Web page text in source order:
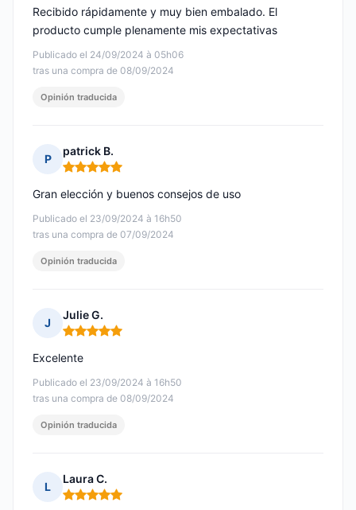
Publicado el 24/09/2024 à 05h06
tras una compra de 08/09/2024
Recibido rápidamente y muy bien embalado. El
producto cumple plenamente mis expectativas
Opinión traducida
P
patrick B.
Nota: 5 de 5
Publicado el 23/09/2024 à 16h50
tras una compra de 07/09/2024
Gran elección y buenos consejos de uso
Opinión traducida
J
Julie G.
Nota: 5 de 5
Publicado el 23/09/2024 à 16h50
tras una compra de 08/09/2024
Excelente
Opinión traducida
L
Laura C.
Nota: 5 de 5